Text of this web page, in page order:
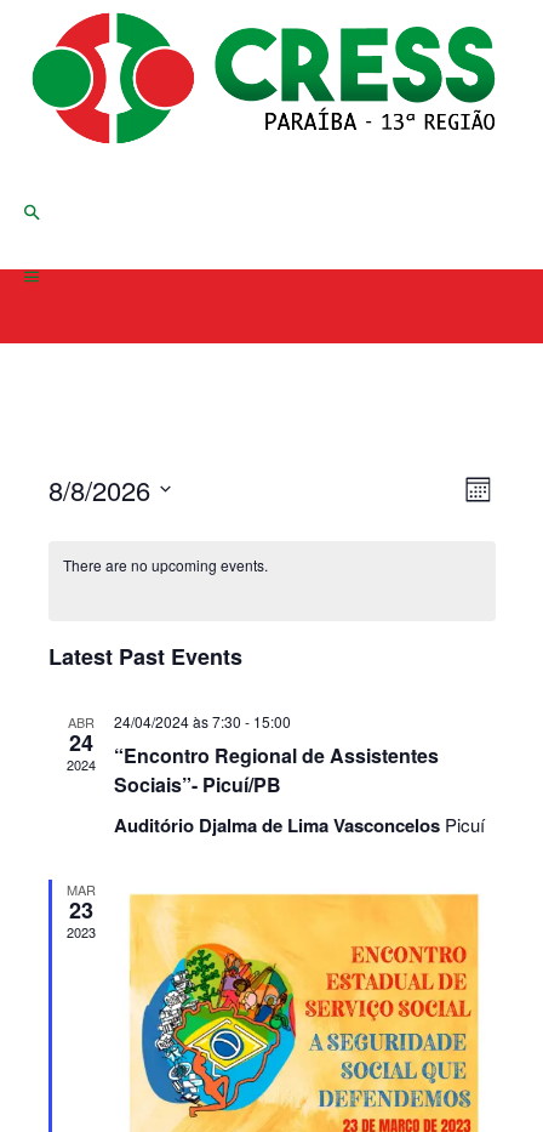
Event
Month
8/8/2026
There are no upcoming events.
Latest Past Events
ABR
24
2024
24/04/2024 às 7:30 - 15:00
“Encontro Regional de Assistentes
Sociais”- Picuí/PB
Auditório Djalma de Lima Vasconcelos Picuí
MAR
23
2023